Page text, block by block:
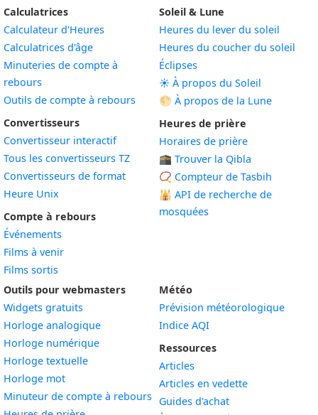
Calculatrices
Calculateur d'Heures
Calculatrices d'âge
Minuteries de compte à
rebours
Outils de compte à rebours
Convertisseurs
Convertisseur interactif
Tous les convertisseurs TZ
Convertisseurs de format
Heure Unix
Compte à rebours
Événements
Films à venir
Films sortis
Soleil & Lune
Heures du lever du soleil
Heures du coucher du soleil
Éclipses
☀️ À propos du Soleil
🌕 À propos de la Lune
Heures de prière
Horaires de prière
🕋 Trouver la Qibla
📿 Compteur de Tasbih
🕌 API de recherche de
mosquées
Outils pour webmasters
Widgets gratuits
Horloge analogiqueWidget
Horloge numériqueWidget
Horloge textuelleWidget
Horloge motWidget
Minuteur de compte à rebours Widget
Widget
Météo
Prévision météorologique
Indice AQI
Ressources
Articles
Articles en vedette
Guides d'achat